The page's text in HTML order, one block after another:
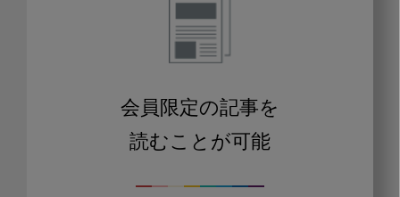
会員限定の記事を
読むことが可能